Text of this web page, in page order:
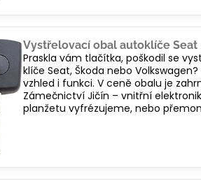
Vystřelovací obal autoklíče
Praskla vám tlačítka, poškodil se
klíče Seat, Škoda nebo
vzhled i funkci. V ceně obalu je
Zámečnictví Jičín – vnitřní
planžetu vyfrézujeme, nebo